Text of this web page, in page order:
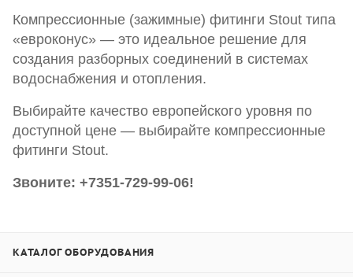
Компрессионные (зажимные) фитинги Stout типа
«евроконус» — это идеальное решение для
создания разборных соединений в системах
водоснабжения и отопления.
Выбирайте качество европейского уровня по
доступной цене — выбирайте компрессионные
фитинги Stout.
Звоните: +7351-729-99-06!
КАТАЛОГ ОБОРУДОВАНИЯ